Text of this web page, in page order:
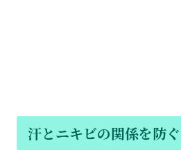
汗とニキビの関係を防ぐ